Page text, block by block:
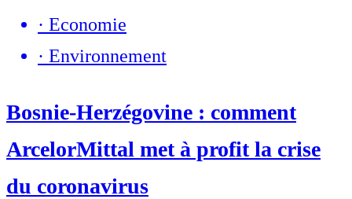
· Economie
· Environnement
Bosnie-Herzégovine : comment
ArcelorMittal met à profit la crise
du coronavirus